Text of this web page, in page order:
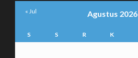
Agustus 2026
S S R K
« Jul